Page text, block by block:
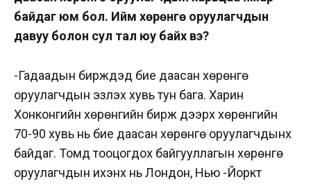
байдаг юм бол. Ийм хөрөнгө оруулагчдын
давуу болон сул тал юу байх вэ?
-Гадаадын биржүүдэд бие даасан хөрөнгө
оруулагчдын эзлэх хувь тун бага. Харин
Хонконгийн хөрөнгийн бирж дээрх хөрөнгийн
70-90 хувь нь бие даасан хөрөнгө оруулагчдынх
байдаг. Томд тооцогдох байгууллагын хөрөнгө
оруулагчдын ихэнх нь Лондон, Нью -Йоркт